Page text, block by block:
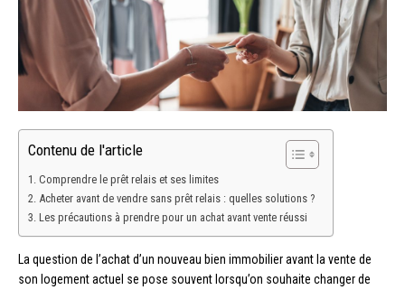
Contenu de l'article
Comprendre le prêt relais et ses limites
Acheter avant de vendre sans prêt relais : quelles solutions ?
Les précautions à prendre pour un achat avant vente réussi
La question de l’achat d’un nouveau bien immobilier avant la vente de
son logement actuel se pose souvent lorsqu’on souhaite changer de